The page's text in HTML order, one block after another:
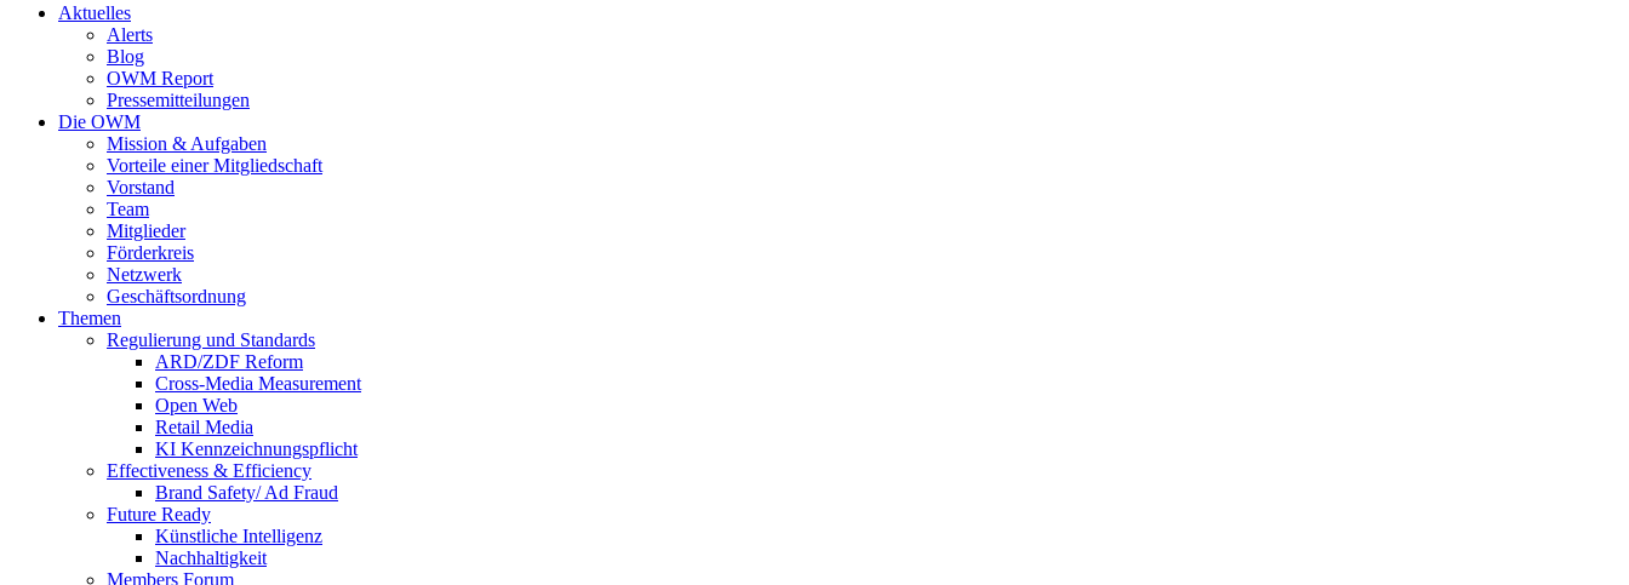
Aktuelles
Alerts
Blog
OWM Report
Pressemitteilungen
Die OWM
Mission & Aufgaben
Vorteile einer Mitgliedschaft
Vorstand
Team
Mitglieder
Förderkreis
Netzwerk
Geschäftsordnung
Themen
Regulierung und Standards
ARD/ZDF Reform
Cross-Media Measurement
Open Web
Retail Media
KI Kennzeichnungspflicht
Effectiveness & Efficiency
Brand Safety/ Ad Fraud
Future Ready
Künstliche Intelligenz
Nachhaltigkeit
Members Forum